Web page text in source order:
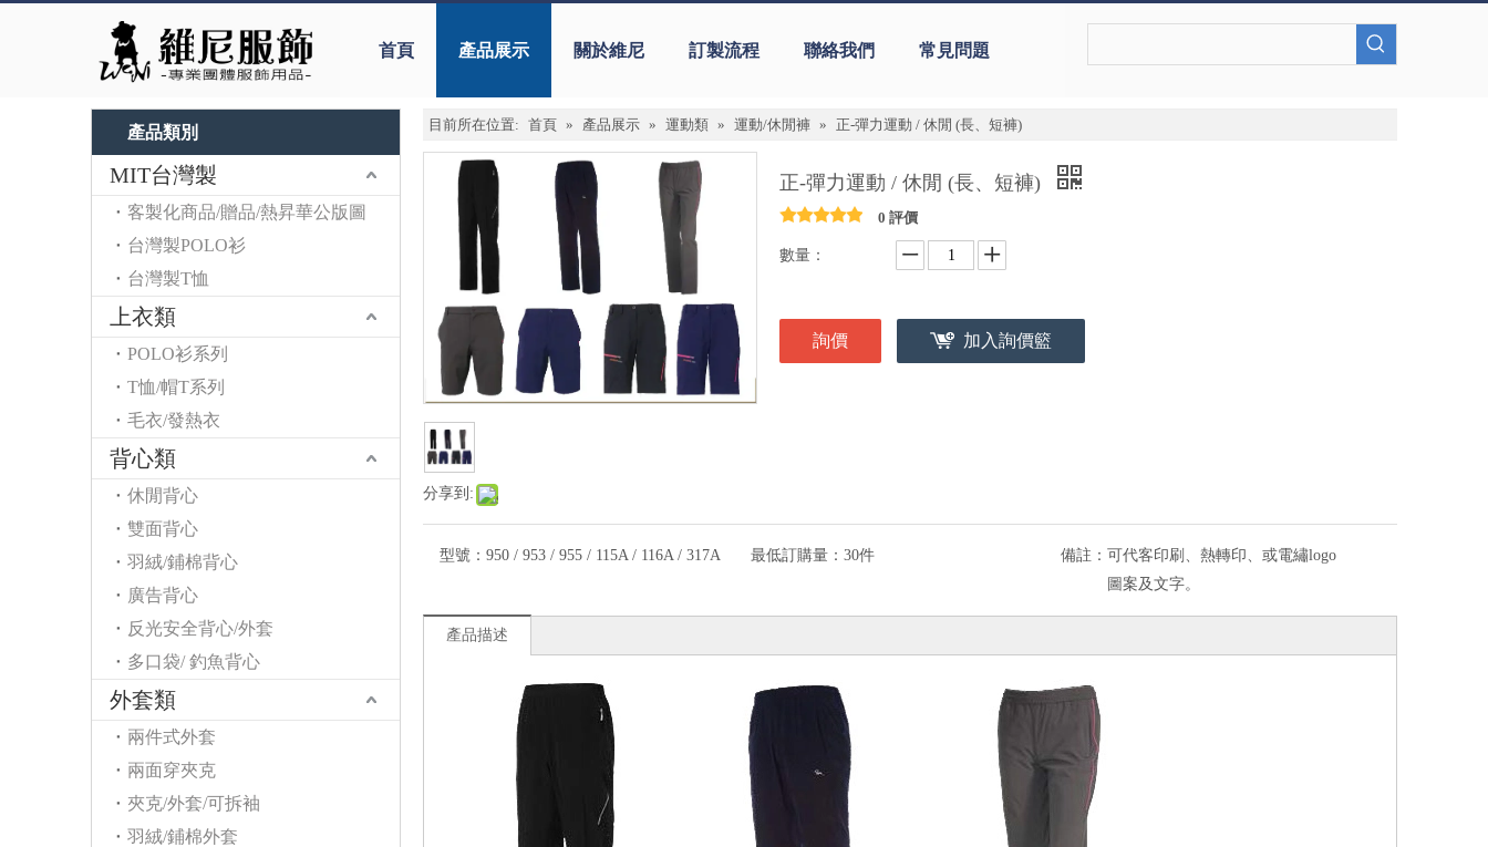
首頁 產品展示 關於維尼 訂製流程 聯絡我們 常見問題
產品類別
MIT台灣製
客製化商品/贈品/熱昇華公版圖
台灣製POLO衫
台灣製T恤
上衣類
POLO衫系列
T恤/帽T系列
毛衣/發熱衣
背心類
休閒背心
雙面背心
羽絨/鋪棉背心
廣告背心
反光安全背心/外套
多口袋/ 釣魚背心
外套類
兩件式外套
兩面穿夾克
夾克/外套/可拆袖
羽絨/鋪棉外套
目前所在位置: 首頁 » 產品展示 » 運動類 » 運動/休閒褲 » 正-彈力運動 / 休閒 (長、短褲)
分享到:
正-彈力運動 / 休閒 (長、短褲)
0 評價
數量：
詢價 加入詢價籃
型號： 950 / 953 / 955 / 115A / 116A / 317A 最低訂購量： 30件 備註： 可代客印刷、熱轉印、或電繡logo
圖案及文字。
產品描述